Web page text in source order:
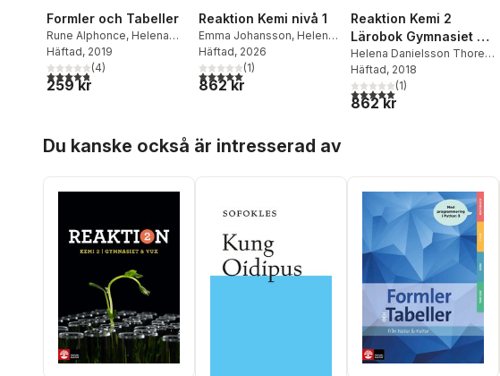
Formler och Tabeller
Rune Alphonce, Helena
Danielsson Thorell
Johansson
Häftad, 2019
4,8utav 5 stjärnor. Totalt antal röster:
(4)
259 kr
Reaktion Kemi nivå 1
Emma Johansson, Helena
Danielsson Thorell
Häftad, 2026
5,0utav 5 stjärnor. Totalt antal röster:
(1)
862 kr
Reaktion Kemi 2
Lärobok Gymnasiet &
Vux
Helena Danielsson Thorell
Emma Johansson
Häftad, 2018
5,0utav 5 stjärnor. Totalt
(1)
862 kr
Du kanske också är intresserad av